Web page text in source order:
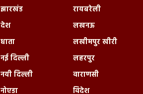
झारखंड
देश
धाता
नई दिल्ली
नयी दिल्ली
नोएडा
रायबरेली
लखनऊ
लखीमपुर खीरी
लहरपुर
वाराणसी
विदेश